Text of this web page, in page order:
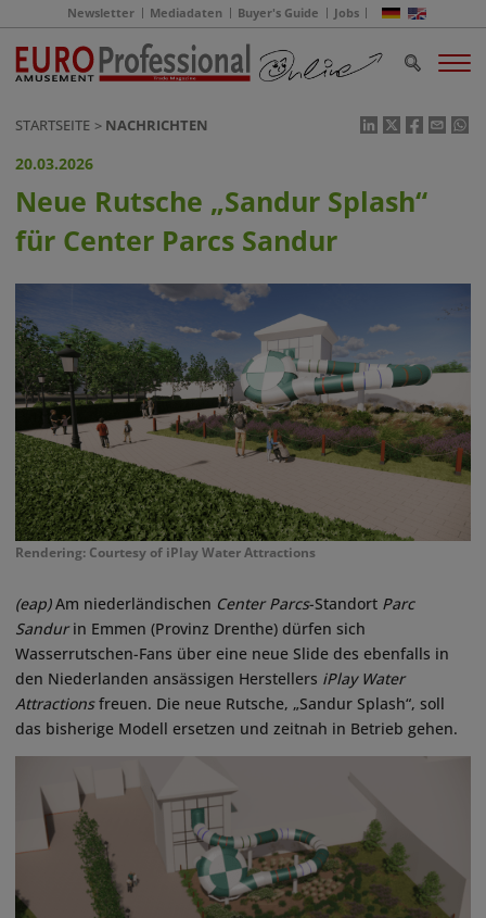
Newsletter Mediadaten Buyer's Guide Jobs
STARTSEITE NACHRICHTEN
20.03.2026
Neue Rutsche „Sandur Splash“
für Center Parcs Sandur
Rendering: Courtesy of iPlay Water Attractions
(eap)Am niederländischen Center Parcs-Standort Parc
Sandurin Emmen (Provinz Drenthe) dürfen sich
Wasserrutschen-Fans über eine neue Slide des ebenfalls in
den Niederlanden ansässigen Herstellers iPlay Water
Attractionsfreuen. Die neue Rutsche, „Sandur Splash“, soll
das bisherige Modell ersetzen und zeitnah in Betrieb gehen.